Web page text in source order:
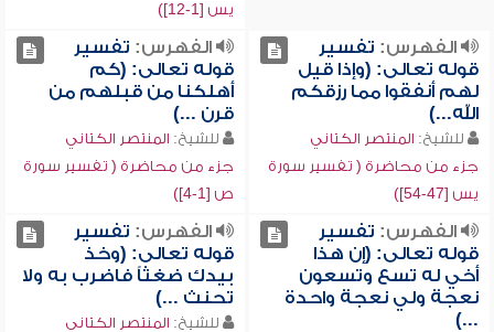
يس [1-12])
الفهرس: تفسير
قوله تعالى: (وإذا قيل
لهم أنفقوا مما رزقكم
الله...)
للشيخ: المنتصر الكتاني
جزء من محاضرة ( تفسير سورة
يس [47-54])
الفهرس: تفسير
قوله تعالى: (كم
أهلكنا من قبلهم من
قرن ...)
للشيخ: المنتصر الكتاني
جزء من محاضرة ( تفسير سورة
ص [1-4])
الفهرس: تفسير
قوله تعالى: (إن هذا
أخي له تسع وتسعون
نعجة ولي نعجة واحدة
...)
الفهرس: تفسير
قوله تعالى: (وخذ
بيدك ضغثاً فاضرب به ولا
تحنث ...)
للشيخ: المنتصر الكتاني